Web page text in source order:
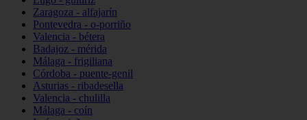
Zaragoza - alfajarín
Pontevedra - o-porriño
Valencia - bétera
Badajoz - mérida
Málaga - frigiliana
Córdoba - puente-genil
Asturias - ribadesella
Valencia - chulilla
Málaga - coín